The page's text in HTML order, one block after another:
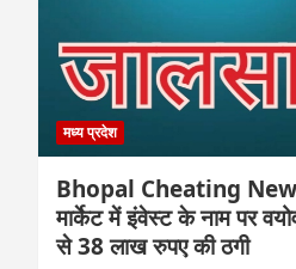
मध्य प्रदेश
Bhopal Cheating
मार्केट में इंवेस्ट के नाम पर
से 38 लाख रुपए की ठगी